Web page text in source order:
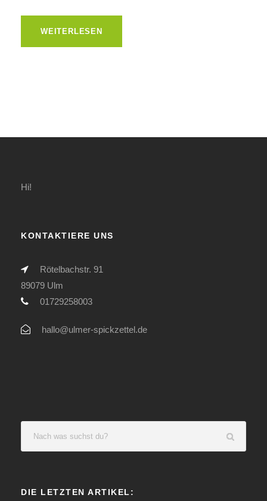
WEITERLESEN
Hi!
KONTAKTIERE UNS
Rötelbachstr. 91
89079 Ulm
01729258003
hallo@ulmer-spickzettel.de
DIE LETZTEN ARTIKEL: